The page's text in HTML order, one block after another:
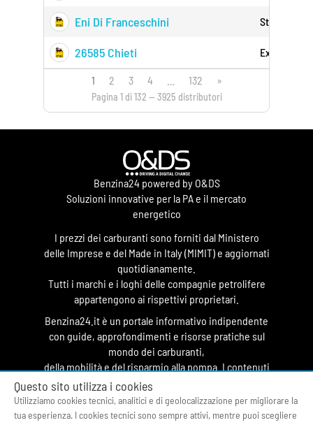
Eni Di Franceschini Statale 84
26585 Chieti Ex Ss
1 2 3 4 132 »
Pagina 1 di 132 — 3925 distributori
Benzina24 powered by O&DS
Soluzioni innovative per la PA e il mercato
energetico
I prezzi dei carburanti sono forniti dal Ministero
delle Imprese e del Made in Italy (MIMIT) e aggiornati
quotidianamente.
Tutti i marchi e i loghi delle compagnie petrolifere
appartengono ai rispettivi proprietari.
Benzina24.it è un portale informativo indipendente
con guide, approfondimenti e risorse pratiche sul
mondo dei carburanti,
della mobilità e del risparmio alla pompa. I contenuti
hanno finalità divulgativa e non costituiscono
testata giornalistica.
© 2026 O&DS S.r.l.
Questo sito utilizza i cookies
Utilizziamo cookies tecnici, analitici e di geolocalizzazione per migliorare la
tua esperienza. I cookies tecnici sono sempre attivi, mentre puoi scegliere